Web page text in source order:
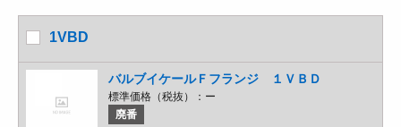
1VBD
バルブイケールＦフランジ １ＶＢＤ
標準価格（税抜）： ー
廃番